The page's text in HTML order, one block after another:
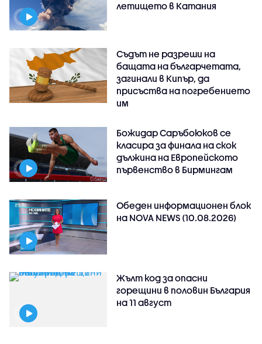
летището в Катания
Съдът не разреши на
бащата на българчетата,
загинали в Кипър, да
присъства на погребението
им
Божидар Саръбоюков се
класира за финала на скок
дължина на Европейското
първенство в Бирмингам
Обеден информационен блок
на NOVA NEWS (10.08.2026)
Жълт код за опасни
горещини в половин България
на 11 август